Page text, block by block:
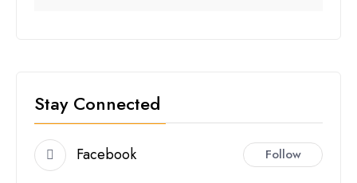
Stay Connected
Facebook Follow